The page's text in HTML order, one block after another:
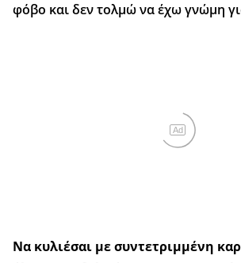
φόβο και δεν τολμώ να έχω γνώμη
Ad
Να κυλιέσαι με συντετριμμένη